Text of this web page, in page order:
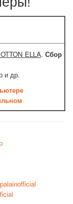
ELLA. Сбор
и др.